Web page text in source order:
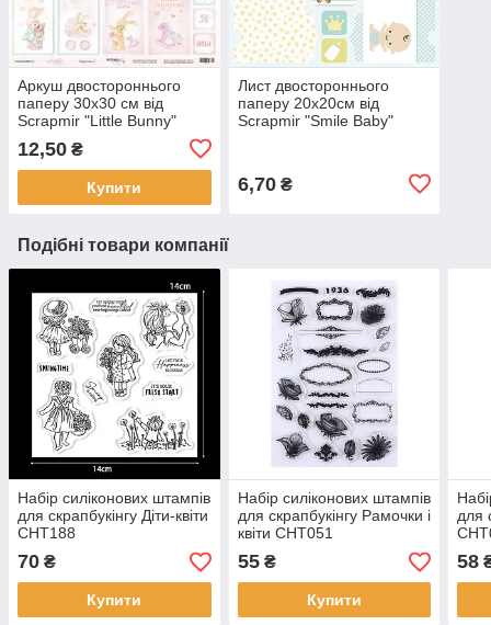
Аркуш двостороннього
паперу 30х30 см від
Scrapmir "Little Bunny"
SM2400010
12,50 ₴
Купити
Лист двостороннього
паперу 20х20см від
Scrapmir "Smile Baby"
6,70₴
Подібні товари компанії
Набір силіконових штампів
для скрапбукінгу Діти-квіти
CHT188
70 ₴
Купити
Набір силіконових штампів
для скрапбукінгу Рамочки і
квіти CHT051
55₴
Купити
для
58